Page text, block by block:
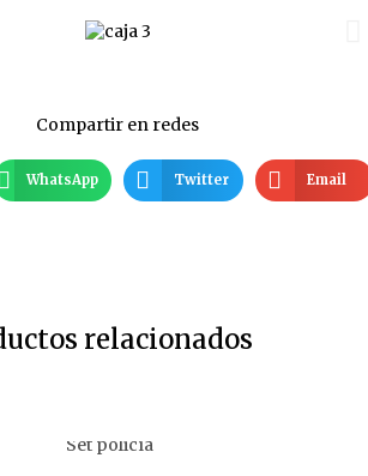
Compartir en redes
WhatsApp Twitter Email
relacionados